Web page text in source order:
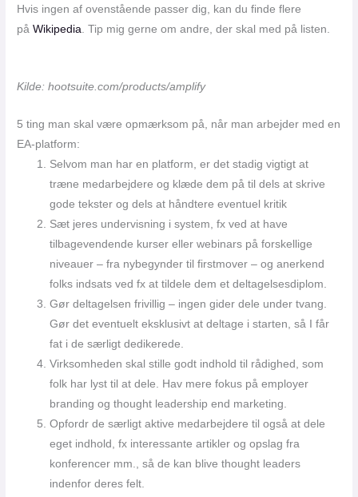
Hvis ingen af ovenstående passer dig, kan du finde flere
påWikipedia . Tip mig gerne om andre, der skal med på listen.
Kilde: hootsuite.com/products/amplify
5 ting man skal være opmærksom på, når man arbejder med en
EA-platform:
Selvom man har en platform, er det stadig vigtigt at
træne medarbejdere og klæde dem på til dels at skrive
gode tekster og dels at håndtere eventuel kritik
Sæt jeres undervisning i system, fx ved at have
tilbagevendende kurser eller webinars på forskellige
niveauer – fra nybegynder til firstmover – og anerkend
folks indsats ved fx at tildele dem et deltagelsesdiplom.
Gør deltagelsen frivillig – ingen gider dele under tvang.
Gør det eventuelt eksklusivt at deltage i starten, så I får
fat i de særligt dedikerede.
Virksomheden skal stille godt indhold til rådighed, som
folk har lyst til at dele. Hav mere fokus på employer
branding og thought leadership end marketing.
Opfordr de særligt aktive medarbejdere til også at dele
eget indhold, fx interessante artikler og opslag fra
konferencer mm., så de kan blive thought leaders
indenfor deres felt.